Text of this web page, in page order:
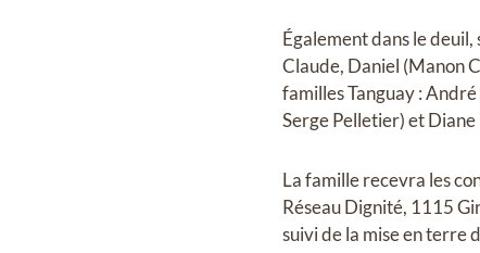
Également dans le
Claude, Daniel (Manon
familles Tanguay :
Serge Pelletier) et Diane
La famille recevra les
Réseau Dignité, 1115
suivi de la mise en terre